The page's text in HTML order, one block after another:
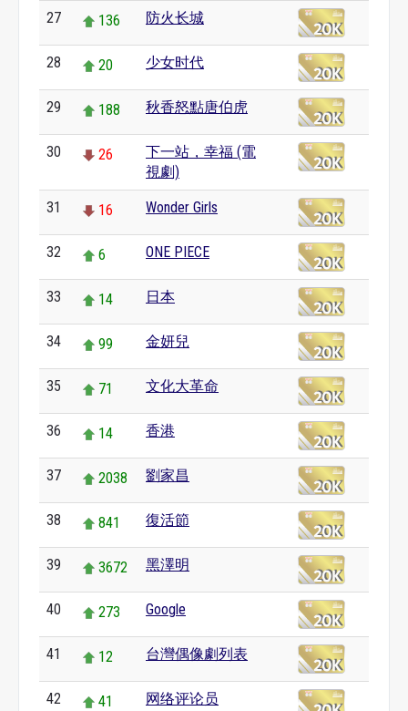
27 136 防火长城
28 20 少女时代
29 188 秋香怒點唐伯虎
30 26
下一站，幸福 (電
視劇)
31 16 Wonder Girls
32 6 ONE PIECE
33 14 日本
34 99 金妍兒
35 71 文化大革命
36 14 香港
37 2038 劉家昌
38 841 復活節
39 3672 黑澤明
40 273 Google
41 12 台灣偶像劇列表
42 41 网络评论员